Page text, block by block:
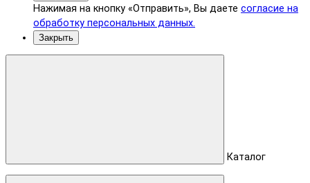
Нажимая на кнопку «Отправить», Вы даете согласие на
обработку персональных данных.
Закрыть
Каталог